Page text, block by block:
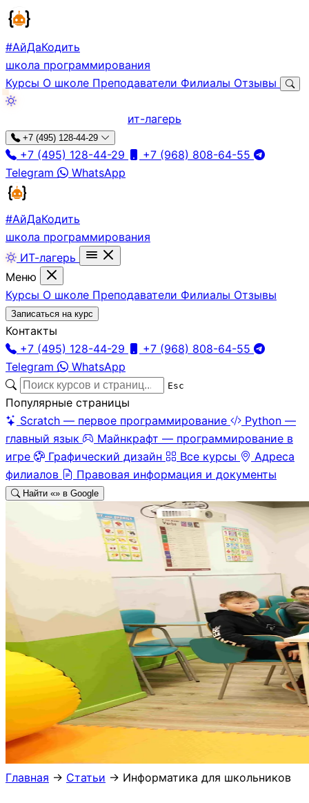
#АйДаКодить
школа программирования
Курсы О школе Преподаватели Филиалы Отзывы
ит-лагерь
+7 (495) 128-44-29
+7 (495) 128-44-29
+7 (968) 808-64-55
Telegram
WhatsApp
#АйДаКодить
школа программирования
ИТ-лагерь
Меню
Курсы О школе Преподаватели Филиалы Отзывы
Записаться на курс
Контакты
+7 (495) 128-44-29
+7 (968) 808-64-55
Telegram
WhatsApp
Esc
Популярные страницы
Scratch — первое программирование
Python —
главный язык
Майнкрафт — программирование в
игре
Графический дизайн Все курсы
Адреса
филиалов
Правовая информация и документы
Найти «» в Google
Главная → Статьи → Информатика для школьников